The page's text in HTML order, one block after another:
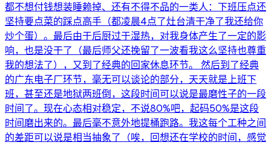
都不想付钱想装睡赖掉、还有不得不品的一类人：下班压点还
坚持要点菜的踩点高手（都凌晨4点了灶台清干净了我还给你
炒个蛋）。最后由于后厨过于湿热，对我身体产生了一定的影
响，也是没干了（最后师父还挽留了一波看我这么坚持也尊重
我的想法了），又到了经典的回家休息环节。 然后到了经典
的广东电子厂环节，毫无可以谈论的部分，天天就是上班下
班，甚至还是地狱两班倒，这段时间可以说是最磨性子的一段
时间了。现在心态相对稳定，不说80%吧，起码50%是这段
时间磨出来的。最后毫不意外地提桶跑路。我这每个工种之间
的差距可以说是相当抽象了（唉，回想还在学校的时间，感觉